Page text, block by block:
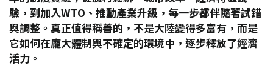
驗，到加入WTO 、推動產業升級，每一步都伴隨著試錯
與調整。真正值得稱善的，不是大陸變得多富有，而是
它如何在龐大體制與不確定的環境中，逐步釋放了經濟
活力。